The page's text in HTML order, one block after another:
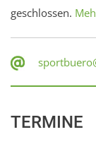
geschlossen.
TERMINE